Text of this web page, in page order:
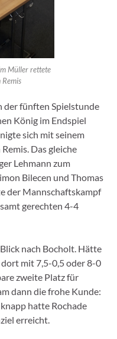
Müller rettete
der fünften Spielstunde
König im Endspiel
sich mit seinem
Das gleiche
Lehmann zum
Bilecen und Thomas
der Mannschaftskampf
gerechten 4-4
nach Bocholt. Hätte
mit 7,5-0,5 oder 8-0
zweite Platz für
dann die frohe Kunde:
hatte Rochade
erreicht.